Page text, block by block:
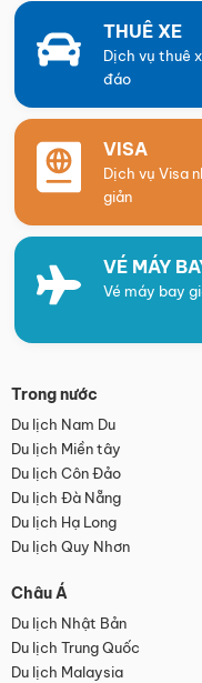
THUÊ XE
Dịch vụ thuê
đáo
VISA
Dịch vụ Visa
giản
VÉ MÁY
Vé máy bay
Trong nước
Du lịch Nam Du
Du lịch Miền tây
Du lịch Côn Đảo
Du lịch Đà Nẵng
Du lịch Hạ Long
Du lịch Quy Nhơn
Châu Á
Du lịch Nhật Bản
Du lịch Trung Quốc
Du lịch Malaysia